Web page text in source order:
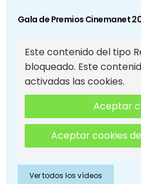
Gala de Premios Cinemanet
Este contenido del tipo
bloqueado. Este
activadas las cookies.
Aceptar
Aceptar cookies
Ver todos los vídeos